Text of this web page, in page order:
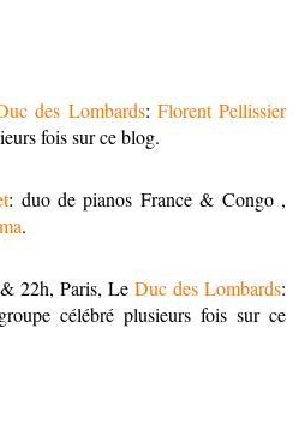
des Lombards: Florent Pellissier
fois sur ce blog.
: duo de pianos France & Congo ,
.
22h, Paris, Le Duc des Lombards:
célébré plusieurs fois sur ce